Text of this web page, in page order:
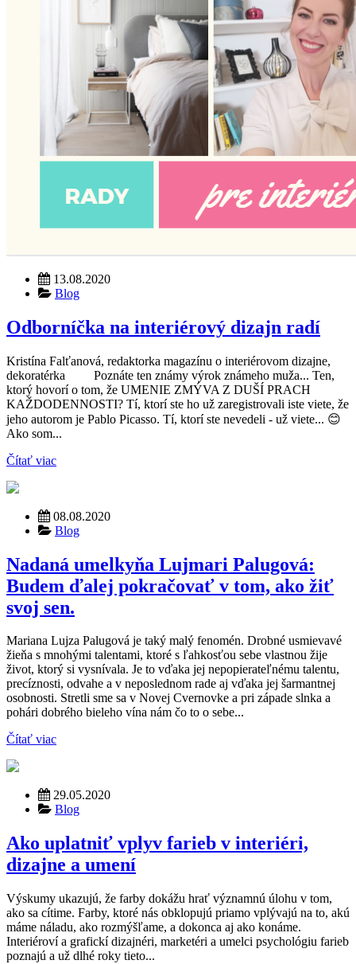
13.08.2020
Blog
Odborníčka na interiérový dizajn radí
Kristína Falťanová, redaktorka magazínu o interiérovom dizajne,
dekoratérka Poznáte ten známy výrok známeho muža... Ten,
ktorý hovorí o tom, že UMENIE ZMÝVA Z DUŠÍ PRACH
KAŽDODENNOSTI? Tí, ktorí ste ho už zaregistrovali iste viete, že
jeho autorom je Pablo Picasso. Tí, ktorí ste nevedeli - už viete... 😊
Ako som...
Čítať viac
08.08.2020
Blog
Nadaná umelkyňa Lujmari Palugová:
Budem ďalej pokračovať v tom, ako žiť
svoj sen.
Mariana Lujza Palugová je taký malý fenomén. Drobné usmievavé
žieňa s mnohými talentami, ktoré s ľahkosťou sebe vlastnou žije
život, ktorý si vysnívala. Je to vďaka jej nepopierateľnému talentu,
precíznosti, odvahe a v neposlednom rade aj vďaka jej šarmantnej
osobnosti. Stretli sme sa v Novej Cvernovke a pri západe slnka a
pohári dobrého bieleho vína nám čo to o sebe...
Čítať viac
29.05.2020
Blog
Ako uplatniť vplyv farieb v interiéri,
dizajne a umení
Výskumy ukazujú, že farby dokážu hrať významnú úlohu v tom,
ako sa cítime. Farby, ktoré nás obklopujú priamo vplývajú na to, akú
máme náladu, ako rozmýšľame, a dokonca aj ako konáme.
Interiéroví a grafickí dizajnéri, marketéri a umelci psychológiu farieb
poznajú a už dlhé roky tieto...